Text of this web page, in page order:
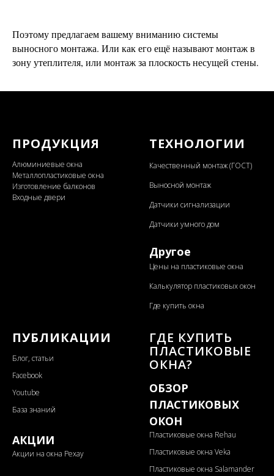
Поэтому предлагаем вашему вниманию системы
выносного монтажа. Или как его ещё называют монтаж в
зону утеплителя, или монтаж за плоскость несущей стены.
ПРОДУКЦИЯ
Алюминиевые окна
Металлопластиковые окна
Изготовление балконов
Входные двери
ТЕХНОЛОГИИ
Качественный монтаж (ГОСТ)
Выносной монтаж
Датчики сигнализации
Датчики умного дом
Другое
Цены на пластиковые окна
Калькулятор пластиковых окон
Где купить окна
ПУБЛИКАЦИИ
Блог, статьи
Facebook
Youtube
База знаний
АКЦИИ
Акции на окна Рехау
ГДЕ КУПИТЬ
ПЛАСТИКОВЫЕ
ОКНА?
ОБЗОР
ПЛАСТИКОВЫХ
ОКОН
Пластиковые окна Rehau
Пластиковые окна Veka
Пластиковые окна Salamander